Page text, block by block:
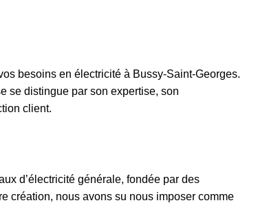
besoins en électricité à Bussy-Saint-Georges.
se distingue par son expertise, son
client.
d’électricité générale, fondée par des
création, nous avons su nous imposer comme